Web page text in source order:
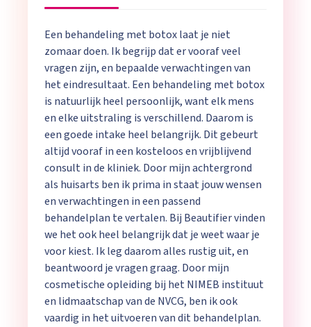
Een behandeling met botox laat je niet
zomaar doen. Ik begrijp dat er vooraf veel
vragen zijn, en bepaalde verwachtingen van
het eindresultaat. Een behandeling met botox
is natuurlijk heel persoonlijk, want elk mens
en elke uitstraling is verschillend. Daarom is
een goede intake heel belangrijk. Dit gebeurt
altijd vooraf in een kosteloos en vrijblijvend
consult in de kliniek. Door mijn achtergrond
als huisarts ben ik prima in staat jouw wensen
en verwachtingen in een passend
behandelplan te vertalen. Bij Beautifier vinden
we het ook heel belangrijk dat je weet waar je
voor kiest. Ik leg daarom alles rustig uit, en
beantwoord je vragen graag. Door mijn
cosmetische opleiding bij het NIMEB instituut
en lidmaatschap van de NVCG, ben ik ook
vaardig in het uitvoeren van dit behandelplan.